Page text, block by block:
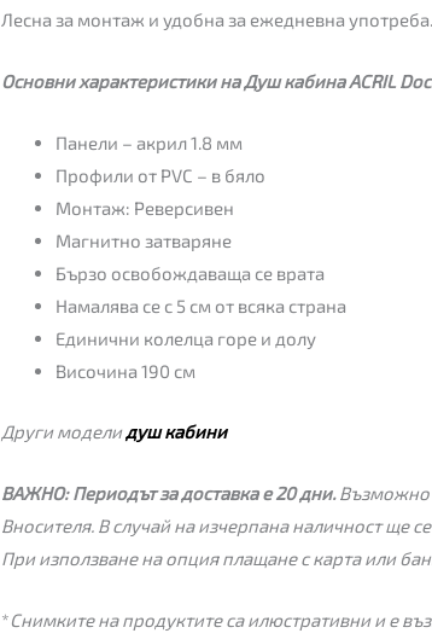
Лесна за монтаж и удобна за ежедневна употреба.
Основни характеристики на Душ кабина ACRIL
Панели – акрил 1.8 мм
Профили от PVC – в бяло
Монтаж: Реверсивен
Магнитно затваряне
Бързо освобождаваща се врата
Намалява се с 5 см от всяка страна
Единични колелца горе и долу
Височина 190 см
Други модели душ кабини
ВАЖНО: Периодът за доставка е 20 дни. Възможно
Вносителя. В случай на изчерпана наличност ще
При използване на опция плащане с карта или
*Снимките на продуктите са илюстративни и е